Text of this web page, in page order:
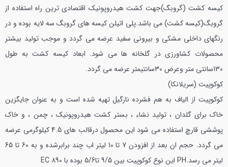
كيسه كشت (گروبگ)جهت كشت هیدروپونیک اقتصادي ترين راه استفاده از
گروبگ(كيسه كشت) مي باشد.پلي اتيلن كيسه هاي گروبگ سه لايه بوده و در
رنگهاي داخلي مشكي و بيروني سفيد عرضه مي گردد و موجب توليد بيشتر
محصولات كشاورزي در گلخانه ها مي شود. ابعاد كيسه كشت به طول
130سانتي متر وعرض 30سانتيمتر عرضه مي گردد.
كوكوپيت (سريلانكا)
كوكوپيت از الياف به هم فشرده نارگيل تهيه شده است و به عنوان جايگزين
خاك براي گلدان ، توليد نشاء ، بستر كشت هیدروپونیک ، چمن ، و خاك
پوششي قارچ استفاده مي شود اين محصول درقالب هاي 4.5 كيلوگرمي عرضه
مي گردد. حجم ان بعد از افزودن 7 تا 10 ليتر اب چند برابرشده و به 60 تا 65
ليتر مي رسد.PH اين نوع كوكوپيت بين 9/5 تا5/6 بوده با EC 890